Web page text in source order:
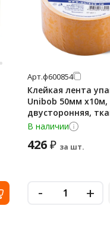
Арт.ф600854
Клейкая лента
Unibob 50мм х10м,
двусторонняя,
основа
В наличии
426₽ за шт.
- +